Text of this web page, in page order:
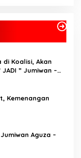
Akan
” Jumiwan –
Kemenangan
Aguza –